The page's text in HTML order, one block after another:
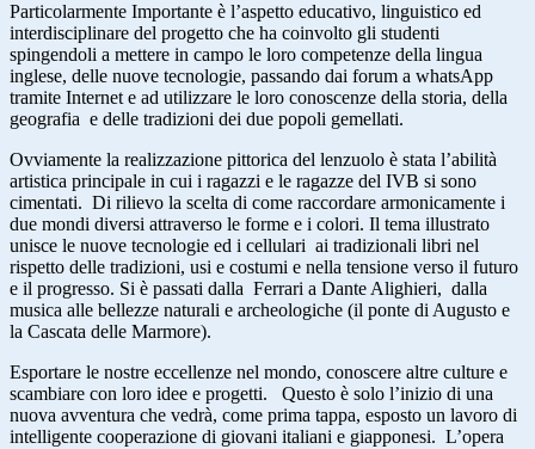
Particolarmente Importante è l’aspetto educativo, linguistico ed
interdisciplinare del progetto che ha coinvolto gli studenti
spingendoli a mettere in campo le loro competenze della lingua
inglese, delle nuove tecnologie, passando dai forum a whatsApp
tramite Internet e ad utilizzare le loro conoscenze della storia, della
geografia e delle tradizioni dei due popoli gemellati.
Ovviamente la realizzazione pittorica del lenzuolo è stata l’abilità
artistica principale in cui i ragazzi e le ragazze del IVB si sono
cimentati. Di rilievo la scelta di come raccordare armonicamente i
due mondi diversi attraverso le forme e i colori. Il tema illustrato
unisce le nuove tecnologie ed i cellulari ai tradizionali libri nel
rispetto delle tradizioni, usi e costumi e nella tensione verso il futuro
e il progresso. Si è passati dalla Ferrari a Dante Alighieri, dalla
musica alle bellezze naturali e archeologiche (il ponte di Augusto e
la Cascata delle Marmore).
Esportare le nostre eccellenze nel mondo, conoscere altre culture e
scambiare con loro idee e progetti. Questo è solo l’inizio di una
nuova avventura che vedrà, come prima tappa, esposto un lavoro di
intelligente cooperazione di giovani italiani e giapponesi. L’opera